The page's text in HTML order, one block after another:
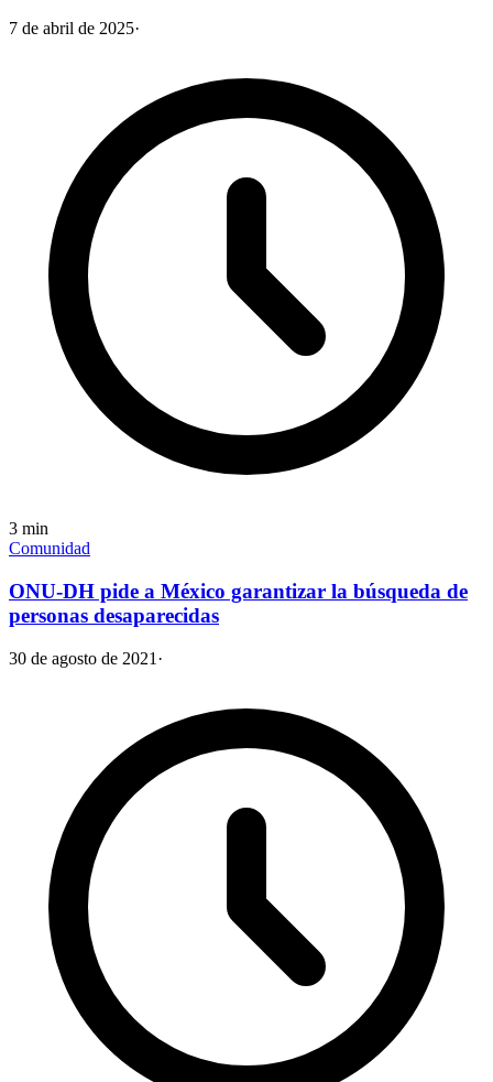
7 de abril de 2025·
3 min
Comunidad
ONU-DH pide a México garantizar la búsqueda de
personas desaparecidas
30 de agosto de 2021 ·